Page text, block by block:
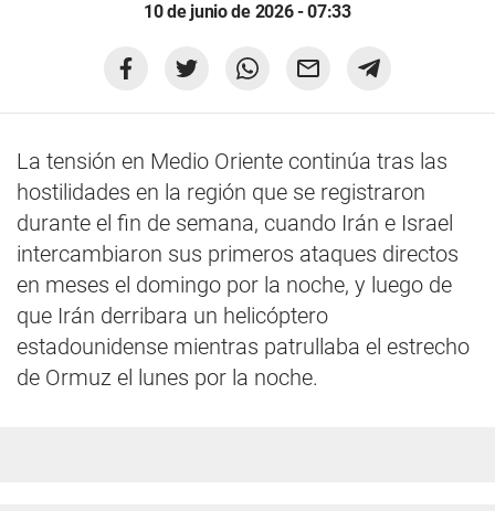
10 de junio de 2026 - 07:33
La tensión en Medio Oriente continúa tras las
hostilidades en la región que se registraron
durante el fin de semana, cuando Irán e Israel
intercambiaron sus primeros ataques directos
en meses el domingo por la noche, y luego de
que Irán derribara un helicóptero
estadounidense mientras patrullaba el estrecho
de Ormuz el lunes por la noche.